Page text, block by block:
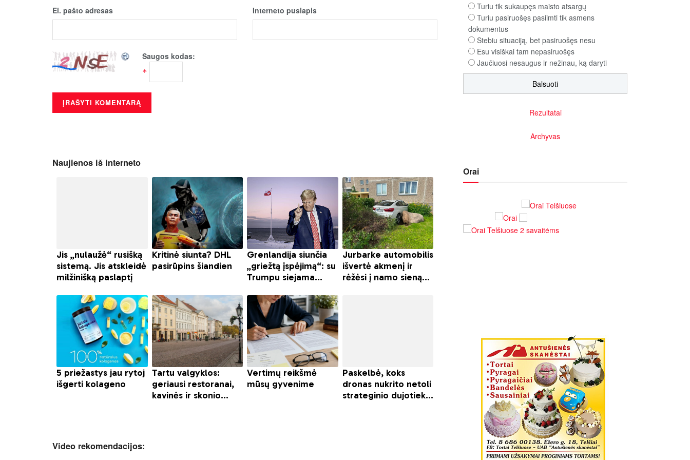
El. pašto adresas Interneto puslapis
Saugos kodas:
*
Naujienos iš interneto
Video rekomendacijos:
Turiu tik sukaupęs maisto atsargų
Turiu pasiruošęs pasiimti tik asmens
dokumentus
Stebiu situaciją, bet pasiruošęs nesu
Esu visiškai tam nepasiruošęs
Jaučiuosi nesaugus ir nežinau, ką daryti
Rezultatai
Archyvas
Orai